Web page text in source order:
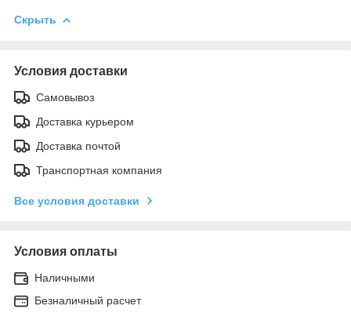
Скрыть
Условия доставки
Самовывоз
Доставка курьером
Доставка почтой
Транспортная компания
Все условия доставки
Условия оплаты
Наличными
Безналичный расчет